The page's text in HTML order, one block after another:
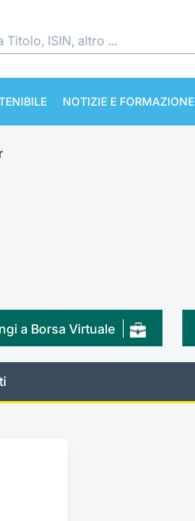
NOTIZIE E FORMAZIONE
a Borsa Virtuale